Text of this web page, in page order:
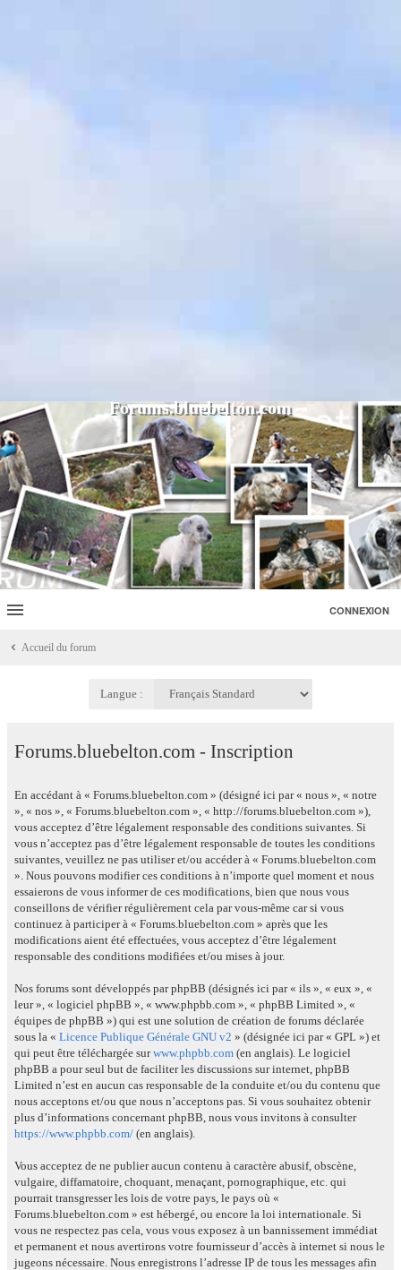
Forums.bluebelton.com
CONNEXION
Accueil du forum
Langue :
Forums.bluebelton.com - Inscription
En accédant à « Forums.bluebelton.com » (désigné ici par « nous », « notre
», « nos », « Forums.bluebelton.com », « http://forums.bluebelton.com »),
vous acceptez d’être légalement responsable des conditions suivantes. Si
vous n’acceptez pas d’être légalement responsable de toutes les conditions
suivantes, veuillez ne pas utiliser et/ou accéder à « Forums.bluebelton.com
». Nous pouvons modifier ces conditions à n’importe quel moment et nous
essaierons de vous informer de ces modifications, bien que nous vous
conseillons de vérifier régulièrement cela par vous-même car si vous
continuez à participer à « Forums.bluebelton.com » après que les
modifications aient été effectuées, vous acceptez d’être légalement
responsable des conditions modifiées et/ou mises à jour.
Nos forums sont développés par phpBB (désignés ici par « ils », « eux », «
leur », « logiciel phpBB », « www.phpbb.com », « phpBB Limited », «
équipes de phpBB ») qui est une solution de création de forums déclarée
sous la « Licence Publique Générale GNU v2 » (désignée ici par « GPL ») et
qui peut être téléchargée surwww.phpbb.com (en anglais). Le logiciel
phpBB a pour seul but de faciliter les discussions sur internet, phpBB
Limited n’est en aucun cas responsable de la conduite et/ou du contenu que
nous acceptons et/ou que nous n’acceptons pas. Si vous souhaitez obtenir
plus d’informations concernant phpBB, nous vous invitons à consulter
https://www.phpbb.com/ (en anglais).
Vous acceptez de ne publier aucun contenu à caractère abusif, obscène,
vulgaire, diffamatoire, choquant, menaçant, pornographique, etc. qui
pourrait transgresser les lois de votre pays, le pays où «
Forums.bluebelton.com » est hébergé, ou encore la loi internationale. Si
vous ne respectez pas cela, vous vous exposez à un bannissement immédiat
et permanent et nous avertirons votre fournisseur d’accès à internet si nous le
jugeons nécessaire. Nous enregistrons l’adresse IP de tous les messages afin